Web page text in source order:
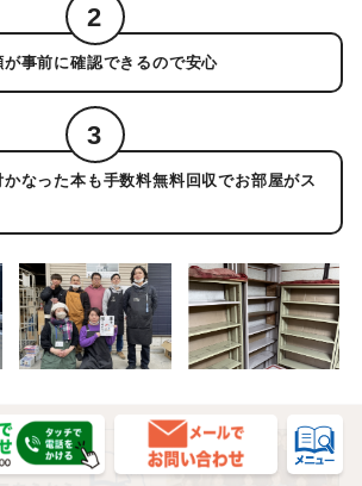
2
事前に確認できるので安心
3
なった本も手数料無料回収でお部屋がス